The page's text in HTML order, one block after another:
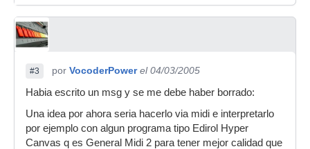
#3 por VocoderPower el 04/03/2005
Habia escrito un msg y se me debe haber borrado:
Una idea por ahora seria hacerlo via midi e interpretarlo
por ejemplo con algun programa tipo Edirol Hyper
Canvas q es General Midi 2 para tener mejor calidad que